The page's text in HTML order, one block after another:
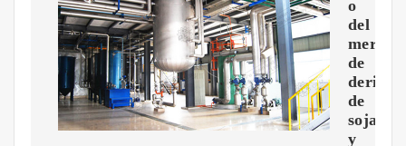
o
del
de
de
soja
y